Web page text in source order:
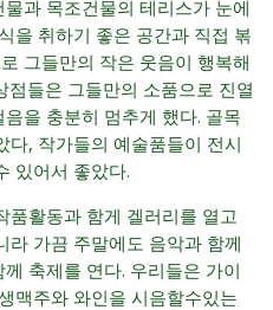
과 목조건물의 테리스가 눈에
을 취하기 좋은 공간과 직접 볶
그들만의 작은 웃음이 행복해
들은 그들만의 소품으로 진열
을 충분히 멈추게 했다. 골목
다, 작가들의 예술품들이 전시
있어서 좋았다.
품활동과 함게 겔러리를 열고
라 가끔 주말에도 음악과 함께
축제를 연다. 우리들은 가이
맥주와 와인을 시음할수있는